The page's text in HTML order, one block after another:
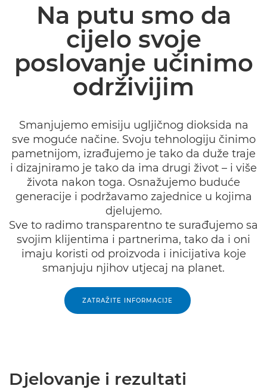
PREGLED
ŽIVOTNI CIKLUS ISPORUKE
SLIČNI ČLANCI
Na putu smo da
cijelo svoje
poslovanje učinimo
održivijim
Smanjujemo emisiju ugljičnog dioksida na
sve moguće načine. Svoju tehnologiju činimo
pametnijom, izrađujemo je tako da duže traje
i dizajniramo je tako da ima drugi život – i više
života nakon toga. Osnažujemo buduće
generacije i podržavamo zajednice u kojima
djelujemo.
Sve to radimo transparentno te surađujemo sa
svojim klijentima i partnerima, tako da i oni
imaju koristi od proizvoda i inicijativa koje
smanjuju njihov utjecaj na planet.
ZATRAŽITE INFORMACIJE
Djelovanje i rezultati